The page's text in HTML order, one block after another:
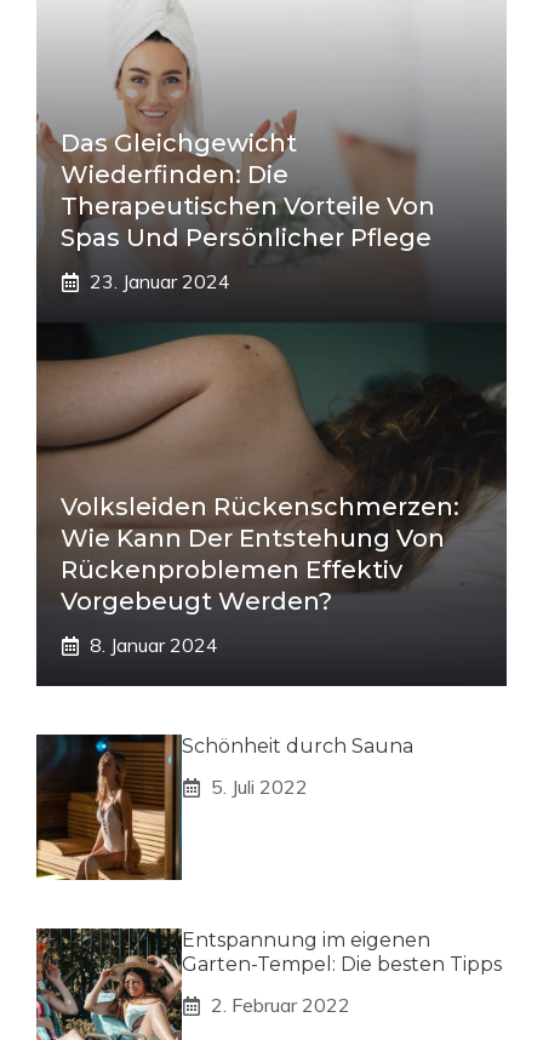
Das Gleichgewicht
Wiederfinden: Die
Therapeutischen Vorteile Von
Spas Und Persönlicher Pflege
23. Januar 2024
Volksleiden Rückenschmerzen:
Wie Kann Der Entstehung Von
Rückenproblemen Effektiv
Vorgebeugt Werden?
8. Januar 2024
Schönheit durch Sauna
5. Juli 2022
Entspannung im eigenen
Garten-Tempel: Die besten Tipps
2. Februar 2022